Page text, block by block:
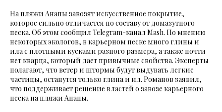
На пляжи Анапы завозят искусственное покрытие,
которое сильно отличается по составу от домазутного
песка. Об этом сообщил Telegram-канал Mash. По мнению
некоторых экологов, в карьерном песке много глины и
ила с плотными кусками разного размера, а также почти
нет кварца, который дает привычные свойства. Эксперты
полагают, что ветер и штормы будут выдувать легкие
частицы, останутся только глина и ил. Романов заявил,
что поддерживает решение властей о завозе карьерного
песка на пляжи Анапы.